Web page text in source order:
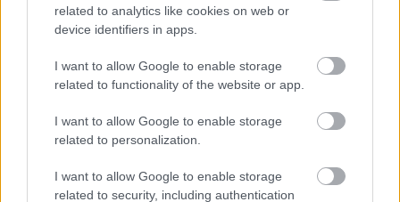
related to analytics like cookies on web or
device identifiers in apps.
I want to allow Google to enable storage
related to functionality of the website or app.
I want to allow Google to enable storage
related to personalization.
I want to allow Google to enable storage
related to security, including authentication
„Ugye jól értem, hogy ezért nem járt pénzbírság?
Az FIA kettős mércéje sohasem hagy minket
cserben! Nem gondolom, hogy helyes volt ezt
tennie. Kioszthattak volna neki egy 2000 eurós
bírságot, ahogy azt velem tették” – írta